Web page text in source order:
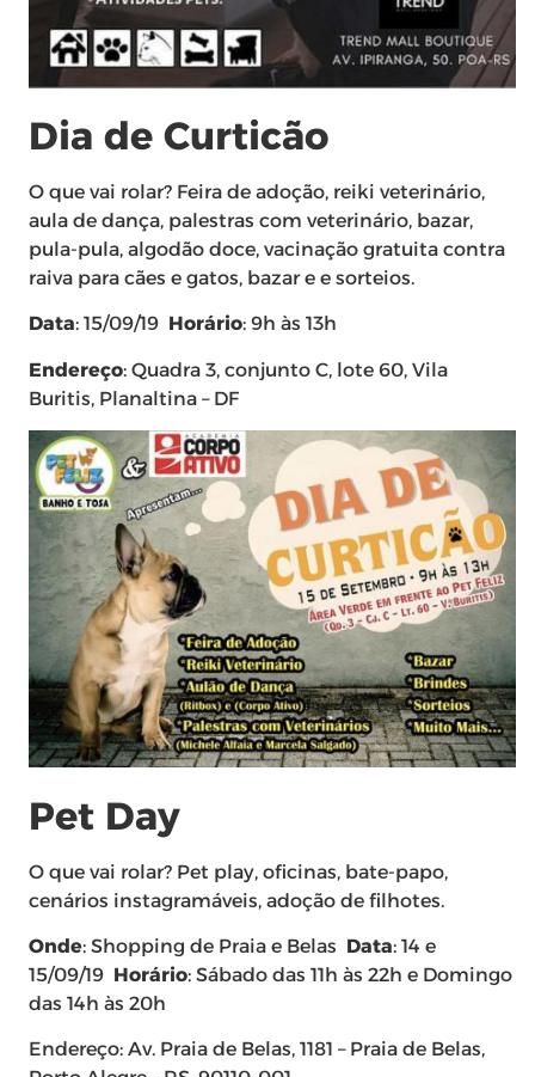
Dia de Curticão
O que vai rolar? Feira de adoção, reiki veterinário,
aula de dança, palestras com veterinário, bazar,
pula-pula, algodão doce, vacinação gratuita contra
raiva para cães e gatos, bazar e e sorteios.
Data: 15/09/19 Horário: 9h às 13h
Endereço: Quadra 3, conjunto C, lote 60, Vila
Buritis, Planaltina – DF
Pet Day
O que vai rolar? Pet play, oficinas, bate-papo,
cenários instagramáveis, adoção de filhotes.
Onde: Shopping de Praia e Belas Data: 14 e
15/09/19 Horário: Sábado das 11h às 22h e Domingo
das 14h às 20h
Endereço: Av. Praia de Belas, 1181 – Praia de Belas,